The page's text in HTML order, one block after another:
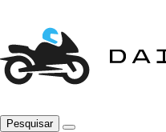
Pesquisar